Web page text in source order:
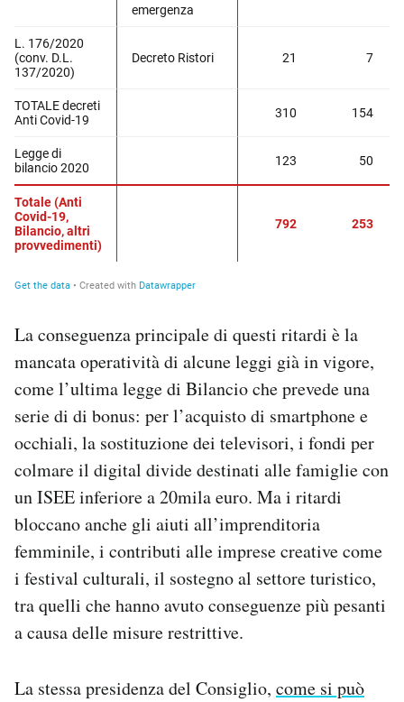
La conseguenza principale di questi ritardi è la
mancata operatività di alcune leggi già in vigore,
come l’ultima legge di Bilancio che prevede una
serie di di bonus: per l’acquisto di smartphone e
occhiali, la sostituzione dei televisori, i fondi per
colmare il digital divide destinati alle famiglie con
un ISEE inferiore a 20mila euro. Ma i ritardi
bloccano anche gli aiuti all’imprenditoria
femminile, i contributi alle imprese creative come
i festival culturali, il sostegno al settore turistico,
tra quelli che hanno avuto conseguenze più pesanti
a causa delle misure restrittive.
La stessa presidenza del Consiglio, come si può